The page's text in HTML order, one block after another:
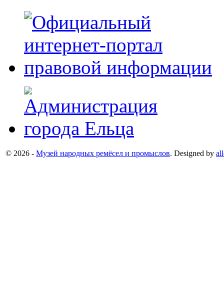
© 2026 - Музей народных ремёсел и промыслов. Designed by